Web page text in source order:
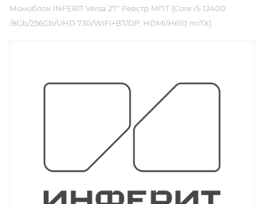
Моноблок INFERIT Versa 27" Реестр МПТ (Core i5-12400
/8Gb/256Gb/UHD 730/WIFI+BT/DP, HDMI/H610 mITX)